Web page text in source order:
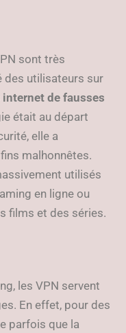
sont très
des utilisateurs sur
de fausses
était au départ
elle a
malhonnêtes.
utilisés
en ligne ou
films et des séries.
les VPN servent
En effet, pour des
parfois que la